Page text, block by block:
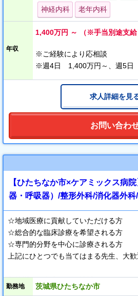
◎週4日、5日勤務
◎最寄り駅より徒歩圏内
◎24時間保育完備
神経内科 老年内科
年収
1,400万円 ～ （※手当別途支給
※ご経験により応相談
※週4日 1,400万円～、週5日
求人詳細を見
お問い合わ
【ひたちなか市×ケアミックス病
器・呼吸器）/整形外科/消化器外
☆地域医療に貢献していただける方
☆総合的な臨床診療を希望される方
☆専門的分野を中心に診療される方
上記にひとつでも当てはまる先生、大歓
急性期から在宅まで、地域のみなさま
ています。
勤務地 茨城県ひたちなか市